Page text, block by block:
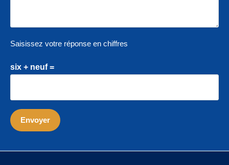
Saisissez votre réponse en chiffres
six + neuf =